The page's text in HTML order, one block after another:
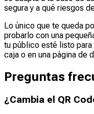
segura y a qué riesgos
Lo único que te queda
probarlo con una
tu público esté listo para
caja o en una página de
Preguntas
¿Cambia el QR